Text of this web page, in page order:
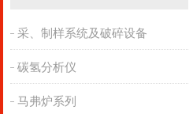
采、制样系统及破碎设备
碳氢分析仪
马弗炉系列